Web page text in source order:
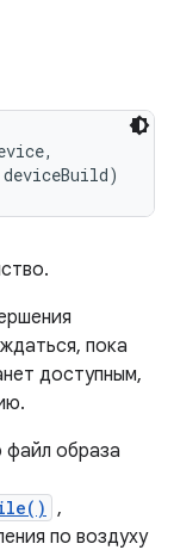
deviceBuild)
пока
доступным,
файл образа
,
по воздуху